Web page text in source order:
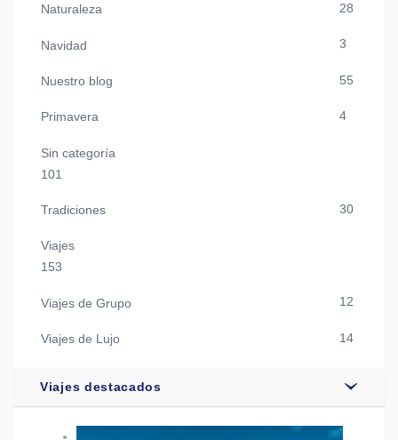
Naturaleza 28
Navidad 3
Nuestro blog 55
Primavera 4
Sin categoría
101
Tradiciones 30
Viajes
153
Viajes de Grupo 12
Viajes de Lujo 14
Viajes destacados